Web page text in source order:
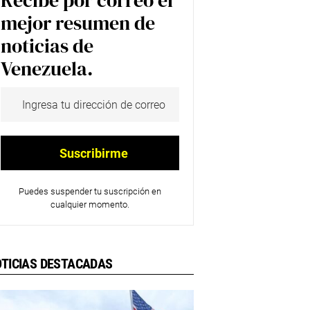
mejor resumen de
noticias de
Venezuela.
Puedes suspender tu suscripción en
cualquier momento.
DESTACADAS